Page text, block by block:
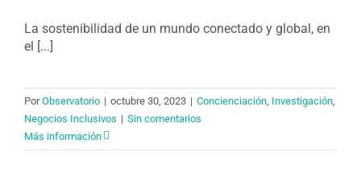
La sostenibilidad de un mundo conectado y global, en
el [...]
PorObservatorio | octubre 30, 2023 | Concienciación Investigación
Negocios Inclusivos | Sin comentarios
Más información